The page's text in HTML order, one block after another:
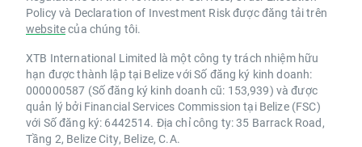
Policy và Declaration of Investment Risk được đăng tải trên
websitecủa chúng tôi.
XTB International Limited là một công ty trách nhiệm hữu
hạn được thành lập tại Belize với Số đăng ký kinh doanh:
000000587 (Số đăng ký kinh doanh cũ: 153,939) và được
quản lý bởi Financial Services Commission tại Belize (FSC)
với Số đăng ký: 6442514. Địa chỉ công ty: 35 Barrack Road,
Tầng 2, Belize City, Belize, C.A.